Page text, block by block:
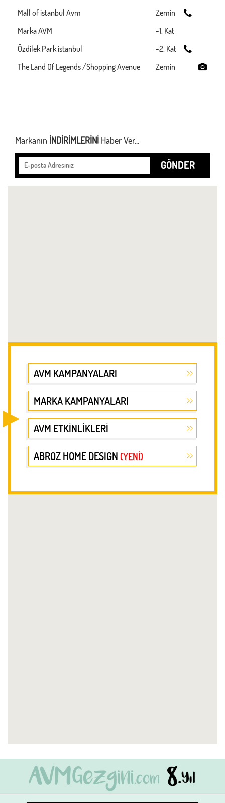
Mall of istanbul Avm
Zemin
Marka AVM
-1. Kat
Özdilek Park istanbul
-2. Kat
The Land Of Legends /Shopping Avenue
Zemin
Markanın İNDİRİMLERİNİ Haber Ver...
GÖNDER
AVM KAMPANYALARI
MARKA KAMPANYALARI
AVM ETKİNLİKLERİ
ABROZ HOME DESIGN (YENİ)